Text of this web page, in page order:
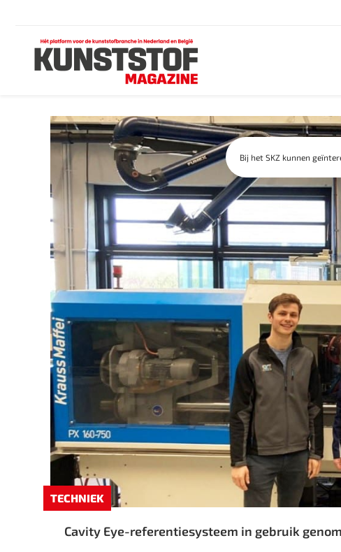
TECHNIEK
Bij het SKZ kunnen
Cavity Eye-referentiesysteem in gebruik